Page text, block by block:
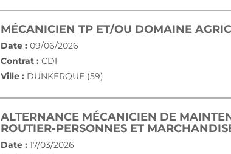
MÉCANICIEN TP ET/OU DOMAINE
Date : 09/06/2026
Contrat : CDI
Ville : DUNKERQUE (59)
ALTERNANCE MÉCANICIEN DE
ROUTIER-PERSONNES ET
Date : 17/03/2026